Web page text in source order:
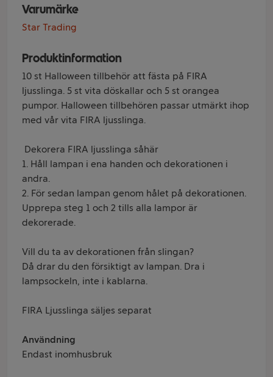
Varumärke
Star Trading
Produktinformation
10 st Halloween tillbehör att fästa på FIRA
ljusslinga. 5 st vita döskallar och 5 st orangea
pumpor. Halloween tillbehören passar utmärkt ihop
med vår vita FIRA ljusslinga.
Dekorera FIRA ljusslinga såhär
1. Håll lampan i ena handen och dekorationen i
andra.
2. För sedan lampan genom hålet på dekorationen.
Upprepa steg 1 och 2 tills alla lampor är
dekorerade.
Vill du ta av dekorationen från slingan?
Då drar du den försiktigt av lampan. Dra i
lampsockeln, inte i kablarna.
FIRA Ljusslinga säljes separat
Användning
Endast inomhusbruk